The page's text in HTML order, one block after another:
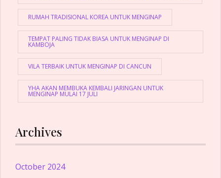
RUMAH TRADISIONAL KOREA UNTUK MENGINAP
TEMPAT PALING TIDAK BIASA UNTUK MENGINAP DI
KAMBOJA
VILA TERBAIK UNTUK MENGINAP DI CANCUN
YHA AKAN MEMBUKA KEMBALI JARINGAN UNTUK
MENGINAP MULAI 17 JULI
Archives
October 2024